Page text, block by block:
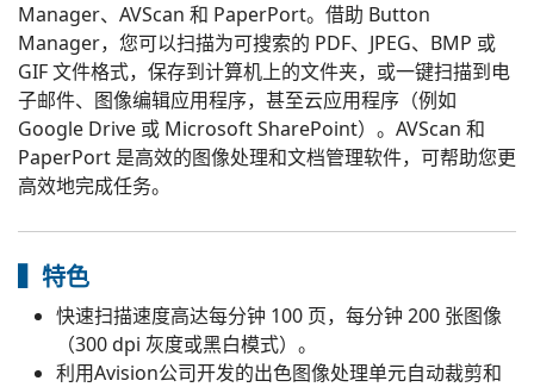
Manager、AVScan 和 PaperPort。借助 Button
Manager，您可以扫描为可搜索的 PDF、JPEG、BMP 或
GIF 文件格式，保存到计算机上的文件夹，或一键扫描到电
子邮件、图像编辑应用程序，甚至云应用程序（例如
Google Drive 或 Microsoft SharePoint）。AVScan 和
PaperPort 是高效的图像处理和文档管理软件，可帮助您更
高效地完成任务。
▍特色
快速扫描速度高达每分钟 100 页，每分钟 200 张图像
（300 dpi 灰度或黑白模式）。
利用Avision公司开发的出色图像处理单元自动裁剪和